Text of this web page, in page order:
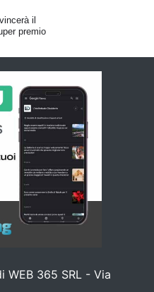
il
premio
365 SRL - Via